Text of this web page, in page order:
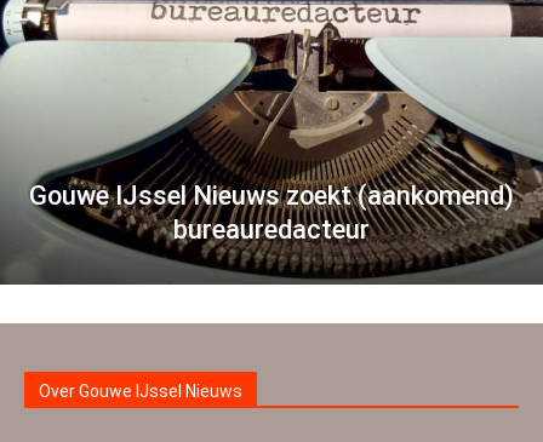
Gouwe IJssel Nieuws zoekt (aankomend)
bureauredacteur
Over Gouwe IJssel Nieuws